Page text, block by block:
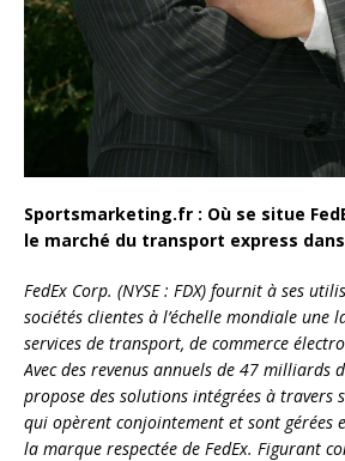
Sportsmarketing.fr : Où se situe
le marché du transport express
FedEx Corp. (NYSE : FDX) fournit à ses
sociétés clientes à l’échelle mondiale une
services de transport, de commerce
Avec des revenus annuels de 47 milliards
propose des solutions intégrées à travers
qui opèrent conjointement et sont gérées
la marque respectée de FedEx. Figurant